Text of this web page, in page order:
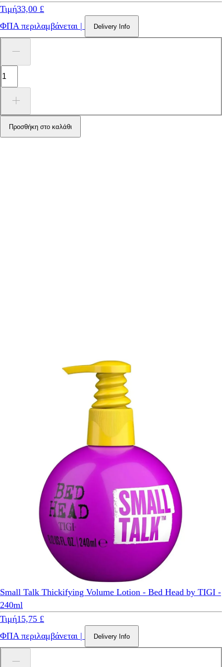
Τιμή33,00 £
ΦΠΑ περιλαμβάνεται | Delivery Info
Προσθήκη στο καλάθι
Small Talk Thickifying Volume Lotion - Bed Head by TIGI -
240ml
Τιμή15,75 £
ΦΠΑ περιλαμβάνεται | Delivery Info